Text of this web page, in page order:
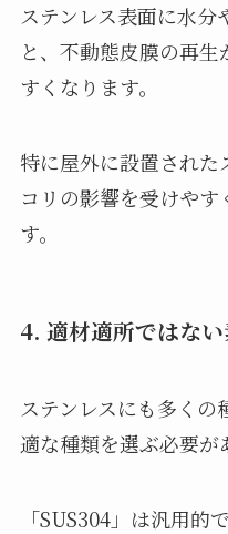
ステンレス表面に水分
と、不動態皮膜の再
すくなります。
特に屋外に設置された
コリの影響を受けや
す。
4. 適材適所ではな
ステンレスにも多く
適な種類を選ぶ必要が
「SUS304」は汎用